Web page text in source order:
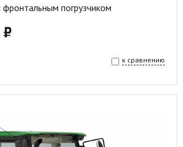
фронтальным погрузчиком
к сравнению